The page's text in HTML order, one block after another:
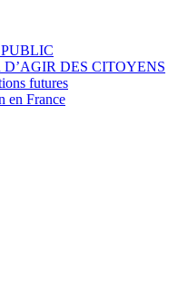
DES CITOYENS
futures
en France